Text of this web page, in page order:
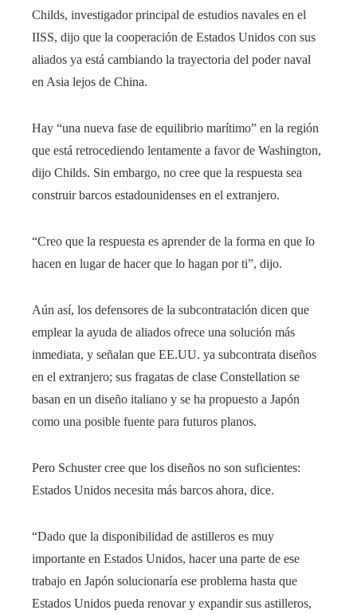
Childs, investigador principal de estudios navales en el
IISS, dijo que la cooperación de Estados Unidos con sus
aliados ya está cambiando la trayectoria del poder naval
en Asia lejos de China.
Hay “una nueva fase de equilibrio marítimo” en la región
que está retrocediendo lentamente a favor de Washington,
dijo Childs. Sin embargo, no cree que la respuesta sea
construir barcos estadounidenses en el extranjero.
“Creo que la respuesta es aprender de la forma en que lo
hacen en lugar de hacer que lo hagan por ti”, dijo.
Aún así, los defensores de la subcontratación dicen que
emplear la ayuda de aliados ofrece una solución más
inmediata, y señalan que EE.UU. ya subcontrata diseños
en el extranjero; sus fragatas de clase Constellation se
basan en un diseño italiano y se ha propuesto a Japón
como una posible fuente para futuros planos.
Pero Schuster cree que los diseños no son suficientes:
Estados Unidos necesita más barcos ahora, dice.
“Dado que la disponibilidad de astilleros es muy
importante en Estados Unidos, hacer una parte de ese
trabajo en Japón solucionaría ese problema hasta que
Estados Unidos pueda renovar y expandir sus astilleros,